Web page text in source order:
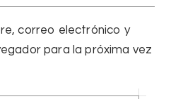
correo electrónico y
para la próxima vez